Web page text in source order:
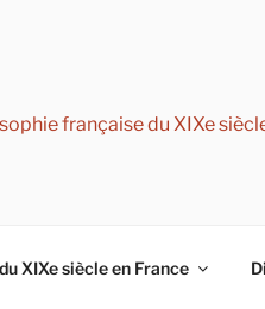
française du XIXe
XIXe siècle en France